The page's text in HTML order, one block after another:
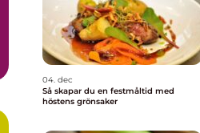
04. dec
Så skapar du en festmåltid med
höstens grönsaker